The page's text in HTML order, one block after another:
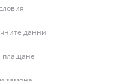
данни
плащане